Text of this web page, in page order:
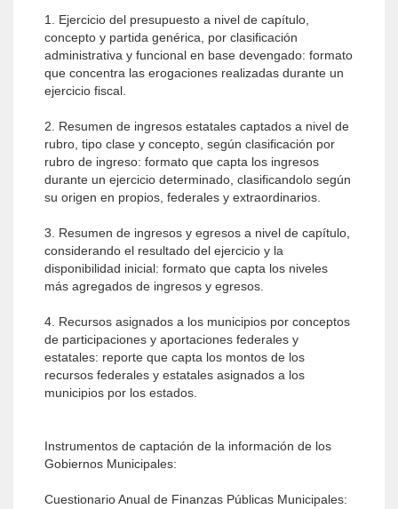
1. Ejercicio del presupuesto a nivel de capítulo,
concepto y partida genérica, por clasificación
administrativa y funcional en base devengado: formato
que concentra las erogaciones realizadas durante un
ejercicio fiscal.
2. Resumen de ingresos estatales captados a nivel de
rubro, tipo clase y concepto, según clasificación por
rubro de ingreso: formato que capta los ingresos
durante un ejercicio determinado, clasificandolo según
su origen en propios, federales y extraordinarios.
3. Resumen de ingresos y egresos a nivel de capítulo,
considerando el resultado del ejercicio y la
disponibilidad inicial: formato que capta los niveles
más agregados de ingresos y egresos.
4. Recursos asignados a los municipios por conceptos
de participaciones y aportaciones federales y
estatales: reporte que capta los montos de los
recursos federales y estatales asignados a los
municipios por los estados.
Instrumentos de captación de la información de los
Gobiernos Municipales:
Cuestionario Anual de Finanzas Públicas Municipales: